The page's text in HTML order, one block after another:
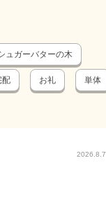
ュガーバターの木
配 お礼 単体
2026.8.7